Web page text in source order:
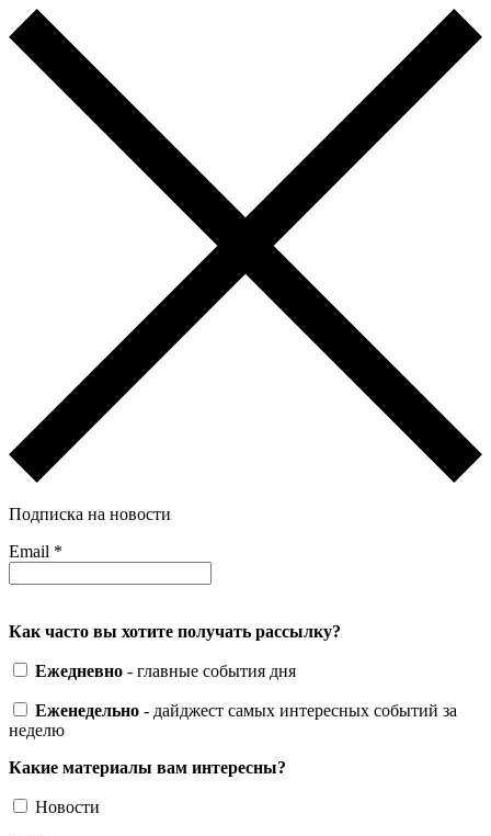
Подписка на новости
Email *
Как часто вы хотите получать рассылку?
Ежедневно - главные события дня
Еженедельно - дайджест самых интересных событий за
неделю
Какие материалы вам интересны?
Новости